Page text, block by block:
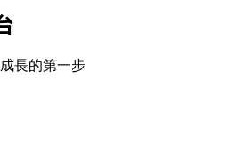
長的第一步